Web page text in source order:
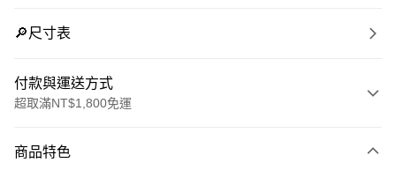
🔎尺寸表
付款與運送方式
超取滿NT$1,800免運
信用卡一次付款
商品特色